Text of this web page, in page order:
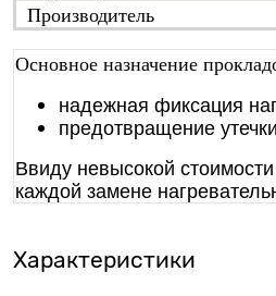
Производитель
Основное назначение
надежная фиксация
предотвращение
Ввиду невысокой
каждой замене
Характеристики